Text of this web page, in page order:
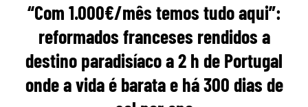
“Com 1.000€/mês temos tudo aqui”:
reformados franceses rendidos a
destino paradisíaco a 2 h de Portugal
onde a vida é barata e há 300 dias de